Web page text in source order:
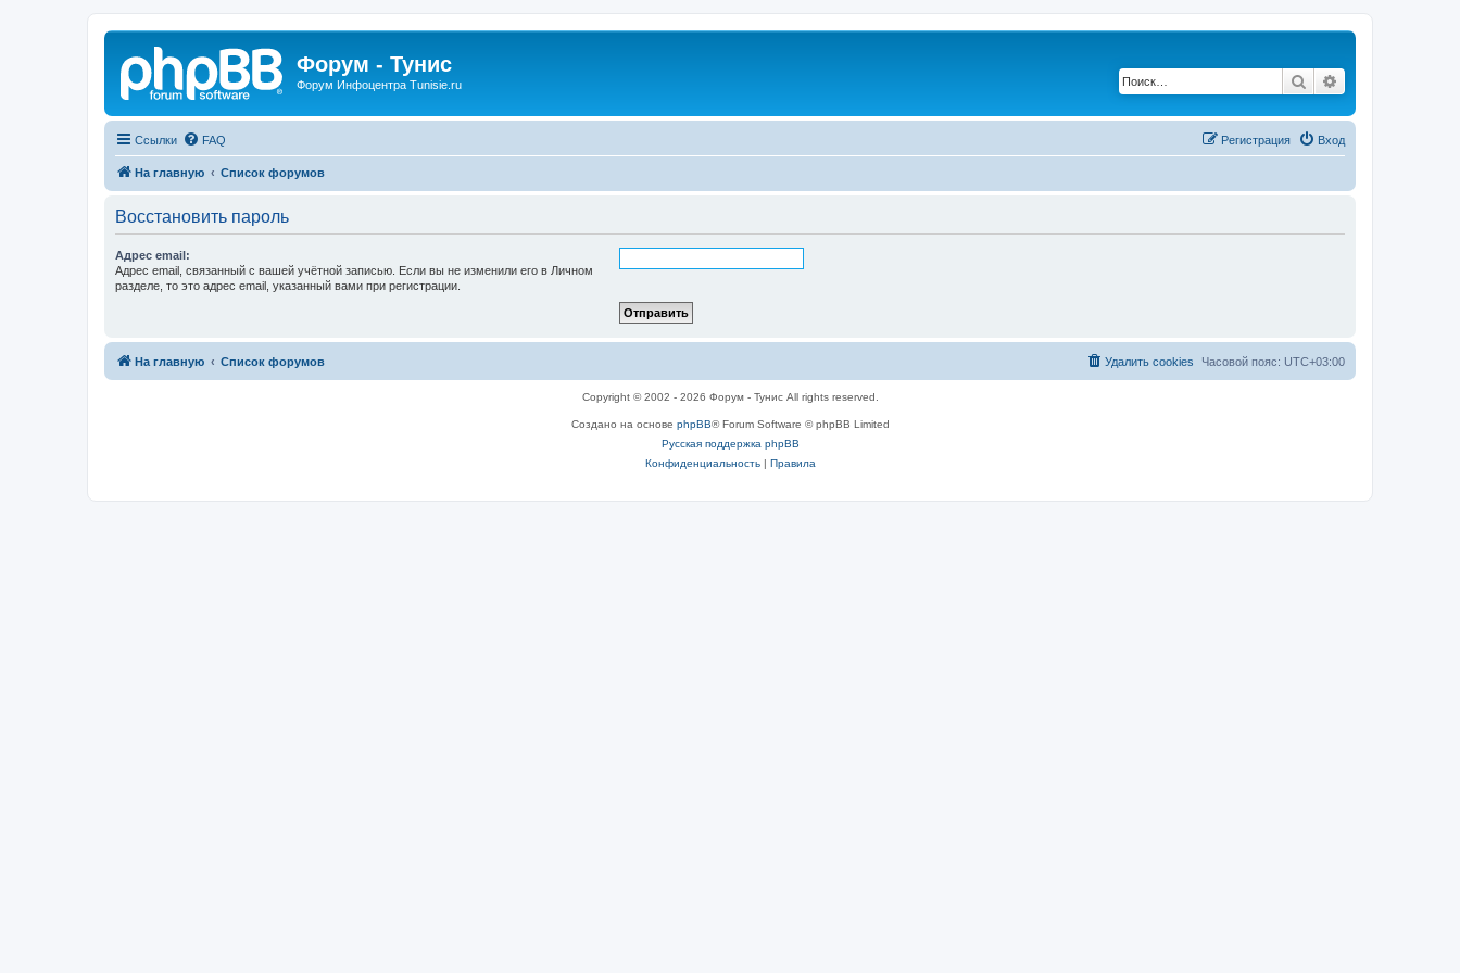
Форум - Тунис
Форум Инфоцентра Tunisie.ru Поиск
Ссылки FAQ Вход
Регистрация
На главную Список форумов
Восстановить пароль
Адрес email:
Адрес email, связанный с вашей учётной записью. Если вы не изменили его в Личном
разделе, то это адрес email, указанный вами при регистрации.
На главную Список форумов Часовой пояс: UTC+03:00
Удалить cookies
Copyright © 2002 - 2026 Форум - Тунис All rights reserved.
Создано на основе phpBB® Forum Software © phpBB Limited
Русская поддержка phpBB
Конфиденциальность| Правила